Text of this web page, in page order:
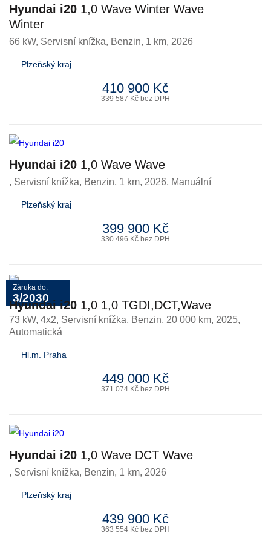
Hyundai i20 1,0 Wave Winter Wave
Winter
66 kW, Servisní knížka, Benzin, 1 km, 2026
Plzeňský kraj
410 900 Kč
339 587 Kč bez DPH
Hyundai i20 1,0 Wave Wave
, Servisní knížka, Benzin, 1 km, 2026, Manuální
Plzeňský kraj
399 900 Kč
330 496 Kč bez DPH
Záruka do:
3/2030
Hyundai i20 1,0 1,0 TGDI,DCT,Wave
73 kW, 4x2, Servisní knížka, Benzin, 20 000 km, 2025,
Automatická
Hl.m. Praha
449 000 Kč
371 074 Kč bez DPH
Hyundai i20 1,0 Wave DCT Wave
, Servisní knížka, Benzin, 1 km, 2026
Plzeňský kraj
439 900 Kč
363 554 Kč bez DPH